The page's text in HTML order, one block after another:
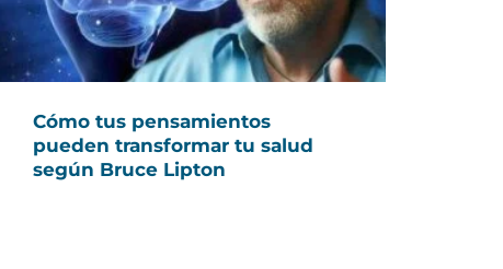
Cómo tus pensamientos
pueden transformar tu salud
según Bruce Lipton